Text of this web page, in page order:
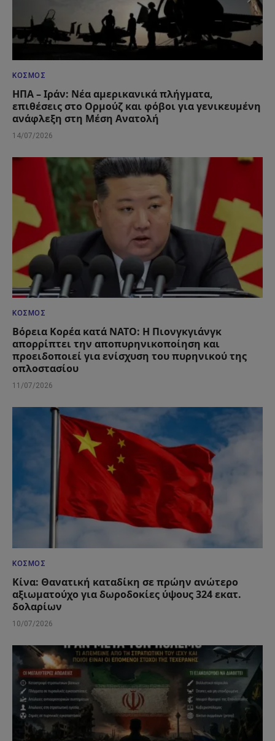
ΚΌΣΜΟΣ
ΗΠΑ – Ιράν: Νέα αμερικανικά πλήγματα,
επιθέσεις στο Ορμούζ και φόβοι για γενικευμένη
ανάφλεξη στη Μέση Ανατολή
14/07/2026
ΚΌΣΜΟΣ
Βόρεια Κορέα κατά ΝΑΤΟ: Η Πιονγκγιάνγκ
απορρίπτει την αποπυρηνικοποίηση και
προειδοποιεί για ενίσχυση του πυρηνικού της
οπλοστασίου
11/07/2026
ΚΌΣΜΟΣ
Κίνα: Θανατική καταδίκη σε πρώην ανώτερο
αξιωματούχο για δωροδοκίες ύψους 324 εκατ.
δολαρίων
10/07/2026